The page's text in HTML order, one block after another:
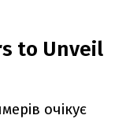
to Unveil
очікує